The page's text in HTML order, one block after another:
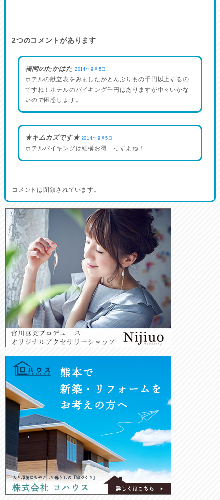
2つのコメントがあります
福岡のたかはた 2014年9月5日
ホテルの献立表をみましたがとんぶりもの千円以上するの
ですね！ホテルのバイキング千円はありますが中々いかな
いので困惑します。
★キムカズです★ 2014年9月5日
ホテルバイキングは結構お得！っすよね！
コメントは閉鎖されています。